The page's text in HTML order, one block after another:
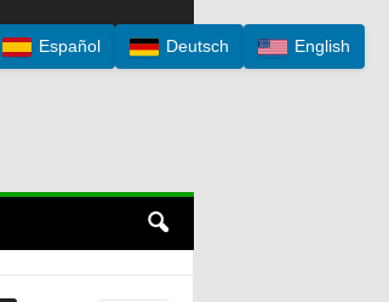
Español Deutsch English